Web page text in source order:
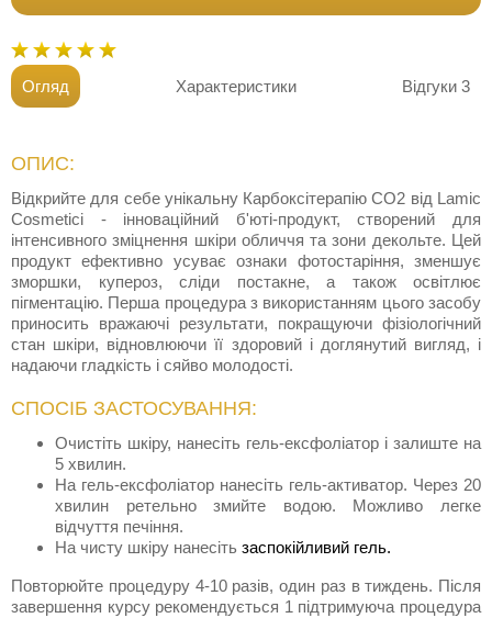
Огляд Характеристики Відгуки 3
ОПИС:
Відкрийте для себе унікальну Карбоксітерапію CO2 від Lamic
Cosmetici - інноваційний б'юті-продукт, створений для
інтенсивного зміцнення шкіри обличчя та зони декольте. Цей
продукт ефективно усуває ознаки фотостаріння, зменшує
зморшки, купероз, сліди постакне, а також освітлює
пігментацію. Перша процедура з використанням цього засобу
приносить вражаючі результати, покращуючи фізіологічний
стан шкіри, відновлюючи її здоровий і доглянутий вигляд, і
надаючи гладкість і сяйво молодості.
СПОСІБ ЗАСТОСУВАННЯ:
Очистіть шкіру, нанесіть гель-ексфоліатор і залиште на
5 хвилин.
На гель-ексфоліатор нанесіть гель-активатор. Через 20
хвилин ретельно змийте водою. Можливо легке
відчуття печіння.
На чисту шкіру нанесіть заспокійливий гель.
Повторюйте процедуру 4-10 разів, один раз в тиждень. Після
завершення курсу рекомендується 1 підтримуюча процедура